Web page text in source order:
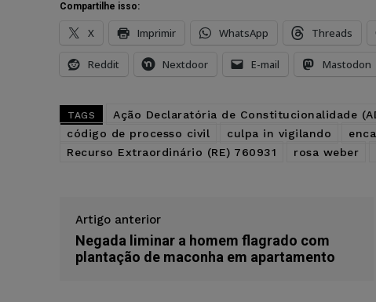
Compartilhe isso:
X Imprimir WhatsApp Threads
Reddit Nextdoor E-mail Mastodon
TAGS Ação Declaratória de Constitucionalidade
código de processo civil
culpa in vigilando
Recurso Extraordinário (RE) 760931
rosa weber
Artigo anterior
Negada liminar a homem flagrado com
plantação de maconha em apartamento